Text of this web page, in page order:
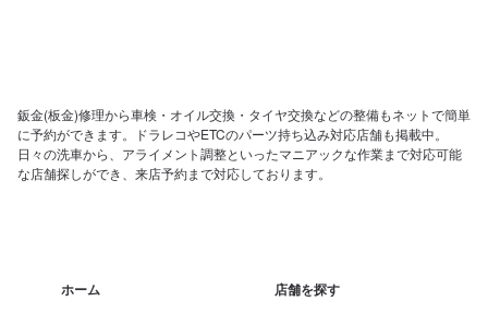
鈑金(板金)修理から車検・オイル交換・タイヤ交換などの整備もネットで簡単
に予約ができます。ドラレコやETCのパーツ持ち込み対応店舗も掲載中。
日々の洗車から、アライメント調整といったマニアックな作業まで対応可能
な店舗探しができ、来店予約まで対応しております。
ホーム 店舗を探す